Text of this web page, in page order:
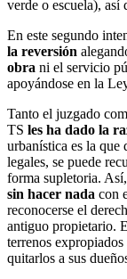
verde o escuela), así
En este segundo
la reversión
obra ni el servicio
apoyándose en la
Tanto el juzgado
TS les ha dado la
urbanística es la que
legales, se puede
forma supletoria.
sin hacer nada con
reconocerse el
antiguo propietario.
terrenos expropiados
quitarlos a sus